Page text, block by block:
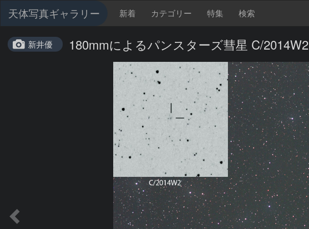
天体写真ギャラリー 新着 カテゴリー 特集 検索
新井優 180mmによるパンスターズ彗星 C/2014W2